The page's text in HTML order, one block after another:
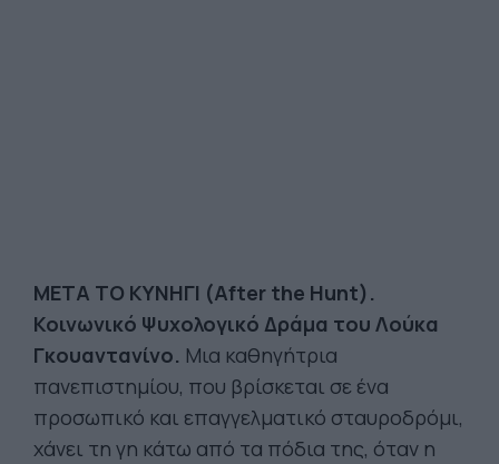
ΜΕΤΑ ΤΟ ΚΥΝΗΓΙ (After the Hunt).
Κοινωνικό Ψυχολογικό Δράμα του Λούκα
Γκουαντανίνο. Μια καθηγήτρια
πανεπιστημίου, που βρίσκεται σε ένα
προσωπικό και επαγγελματικό σταυροδρόμι,
χάνει τη γη κάτω από τα πόδια της, όταν η